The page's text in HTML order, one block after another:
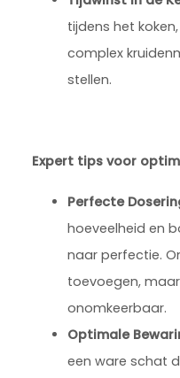
tijdens het
complex
stellen.
Expert tips voor
Perfecte
hoeveelheid en
naar perfectie.
toevoegen,
onomkeerbaar.
Optimale
een ware schat